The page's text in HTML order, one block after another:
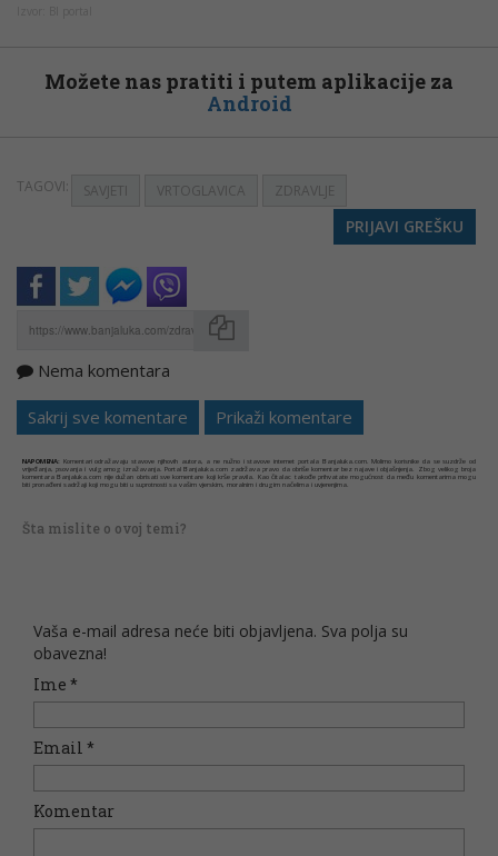
Možete nas pratiti i putem aplikacije za
Android
TAGOVI: SAVJETI VRTOGLAVICA ZDRAVLJE
PRIJAVI GREŠKU
Nema komentara
Sakrij sve komentare Prikaži komentare
NAPOMENA: Komentari odražavaju stavove njihovih autora, a ne nužno i stavove internet portala Banjaluka.com. Molimo korisnike da se suzdrže od
vrijeđanja, psovanja i vulgarnog izražavanja. Portal Banjaluka.com zadržava pravo da obriše komentar bez najave i objašnjenja. Zbog velikog broja
komentara Banjaluka.com nije dužan obrisati sve komentare koji krše pravila. Kao čitalac takođe prihvatate mogućnost da među komentarima mogu
biti pronađeni sadržaji koji mogu biti u suprotnosti sa vašim vjerskim, moralnim i drugim načelima i uvjerenjima.
Šta mislite o ovoj temi?
Vaša e-mail adresa neće biti objavljena. Sva polja su
obavezna!
Ime *
Email *
Komentar